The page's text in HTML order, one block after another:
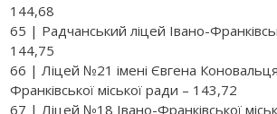
144,68
65 | Радчанський ліцей Івано-
144,75
66 | Ліцей №21 імені Євгена
Франківської міської ради – 143,72
67 | Ліцей №18 Івано-Франківської